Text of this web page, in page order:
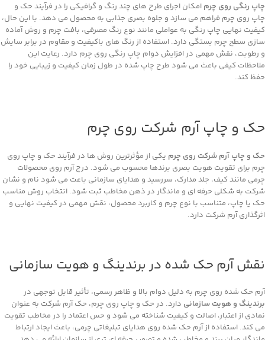
چاپ رنگی روی چرم امکان اجرای طرح‌ های چند رنگ و گرافیکی را در فرآیند حک و
چاپ روی چرم فراهم می ‌سازد و جلوه بصری جذابی به محصول می‌ دهد. با این حال،
کیفیت نهایی چاپ رنگی به عواملی مانند نوع رنگ مصرفی، بافت چرم و روش آماده
‌سازی سطح چرم بستگی دارد. استفاده از رنگ‌ های باکیفیت و مقاوم در برابر سایش
و رطوبت، نقش مهمی در افزایش دوام چاپ رنگی روی چرم دارد. رعایت این
ملاحظات کیفی باعث می ‌شود طرح چاپ ‌شده در طول زمان کیفیت و زیبایی خود را
حفظ کند.
حک و چاپ آرم شرکت روی چرم
حک و چاپ آرم شرکت روی چرم یکی از مؤثرترین روش‌ ها در فرآیند حک و چاپ روی
چرم برای تقویت هویت بصری برندها محسوب می ‌شود. درج آرم روی محصولات
چرمی مانند کیف، جلد مدارک، سررسید و هدایای سازمانی باعث می ‌شود نام و نشان
شرکت به شکلی حرفه ‌ای و ماندگار در ذهن مخاطب ثبت شود. انتخاب روش مناسب
حک یا چاپ، متناسب با نوع چرم و کاربرد محصول، نقش مهمی در کیفیت نهایی و
اثرگذاری آرم شرکت دارد.
نقش آرم حک‌ شده در برندینگ و هویت سازمانی
آرم حک‌ شده روی چرم به دلیل دوام بالا و ظاهر رسمی، تأثیر قابل ‌توجهی در
برندینگ و هویت سازمانی دارد. در حک و چاپ روی چرم، حک آرم شرکت به ‌عنوان
نمادی از اعتبار، اصالت و کیفیت شناخته می ‌شود و حس اعتماد را در مخاطب تقویت
می ‌کند. استفاده از آرم حک‌ شده روی هدایای تبلیغاتی چرمی، باعث ایجاد ارتباط